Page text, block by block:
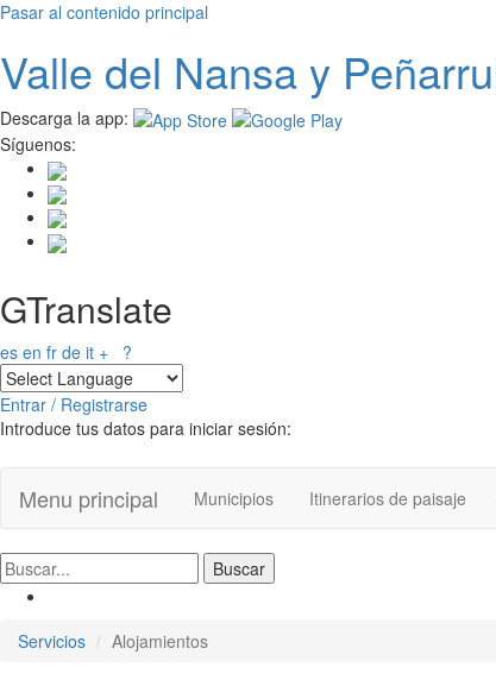
Pasar al contenido principal
Valle del Nansay
Descarga la app:
Síguenos:
GTranslate
es en fr de it + ?
Entrar / Registrarse
Introduce tus datos para iniciar sesión:
Menu principal Municipios Itinerarios de paisaje
Servicios Alojamientos